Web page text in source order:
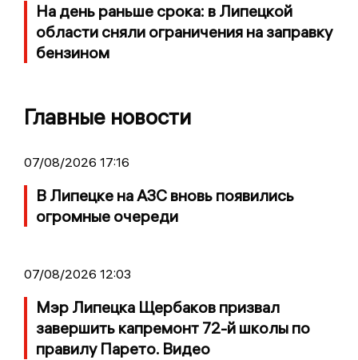
На день раньше срока: в Липецкой
области сняли ограничения на заправку
бензином
Главные новости
07/08/2026 17:16
В Липецке на АЗС вновь появились
огромные очереди
07/08/2026 12:03
Мэр Липецка Щербаков призвал
завершить капремонт 72-й школы по
правилу Парето. Видео